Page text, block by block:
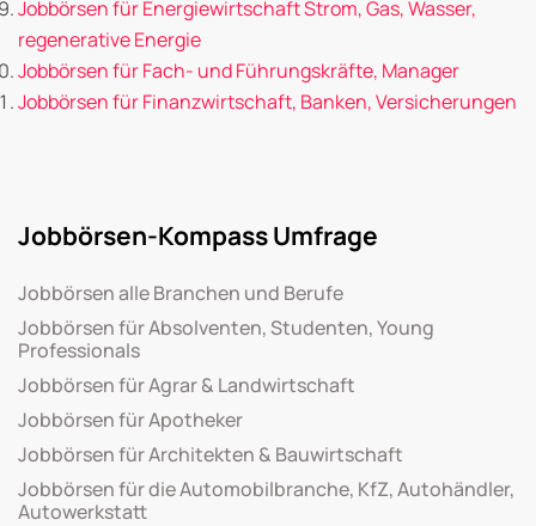
Jobbörsen für Energiewirtschaft Strom, Gas, Wasser,
regenerative Energie
Jobbörsen für Fach- und Führungskräfte, Manager
Jobbörsen für Finanzwirtschaft, Banken, Versicherungen
Jobbörsen-Kompass Umfrage
Jobbörsen alle Branchen und Berufe
Jobbörsen für Absolventen, Studenten, Young
Professionals
Jobbörsen für Agrar & Landwirtschaft
Jobbörsen für Apotheker
Jobbörsen für Architekten & Bauwirtschaft
Jobbörsen für die Automobilbranche, KfZ, Autohändler,
Autowerkstatt